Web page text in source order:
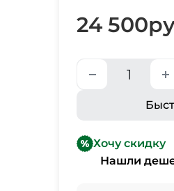
24 500
Хочу скидку
Нашли